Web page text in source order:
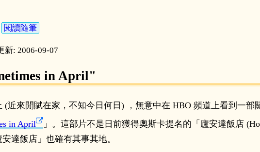
閱讀隨筆
新: 2006-09-07
in April"
(近來閒賦在家，不知今日何日) ，無意中在 HBO 頻道上看到一部
in April
」。這部片不是日前獲得奧斯卡提名的「廬安達飯店
達飯店」也確有其事其地。